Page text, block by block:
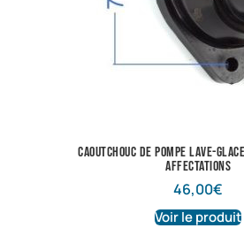
Caoutchouc de pompe lave-
affectations
46,00€
Voir le produit